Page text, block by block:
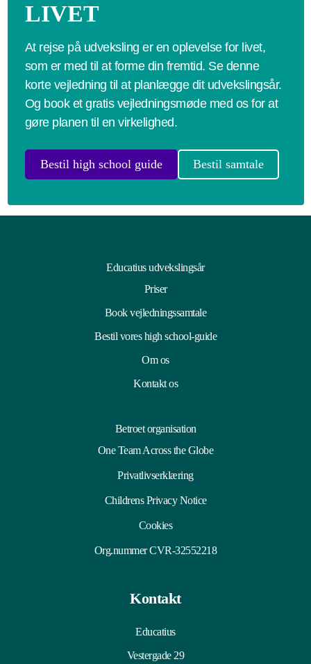
LIVET
At rejse på udveksling er en oplevelse for livet,
som er med til at forme din fremtid. Se denne
korte vejledning til at planlægge dit udvekslingsår.
Og book et gratis vejledningsmøde med os for at
gøre planen til en virkelighed.
Bestil high school guide Bestil samtale
Educatius udvekslingsår
Priser
Book vejledningssamtale
Bestil vores high school-guide
Om os
Kontakt os
Betroet organisation
One Team Across the Globe
Privatlivserklæring
Childrens Privacy Notice
Cookies
Org.nummer CVR-32552218
Kontakt
Educatius
Vestergade 29